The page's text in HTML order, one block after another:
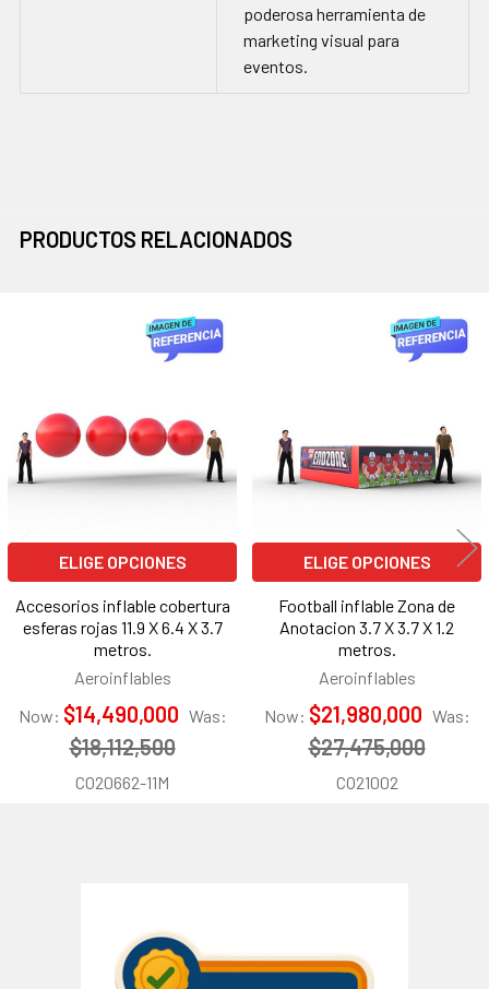
poderosa herramienta de
marketing visual para
eventos.
PRODUCTOS RELACIONADOS
ELIGE OPCIONES
Accesorios inflable cobertura
esferas rojas 11.9 X 6.4 X 3.7
metros.
Aeroinflables
Now: $14,490,000 Was:
$18,112,500
CO20662-11M
ELIGE OPCIONES
Football inflable Zona de
Anotacion 3.7 X 3.7 X 1.2
metros.
Aeroinflables
Now: $21,980,000 Was:
$27,475,000
CO21002